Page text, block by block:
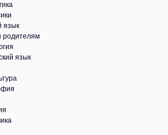
язык
родителям
язык